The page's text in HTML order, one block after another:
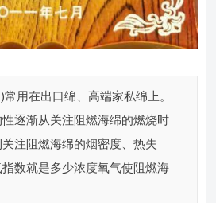
用在出口绵、高端家私绵上。
逐渐从关注阻燃海绵的燃烧时
注阻燃海绵的烟密度、热失
数就是多少浓度氧气使阻燃海